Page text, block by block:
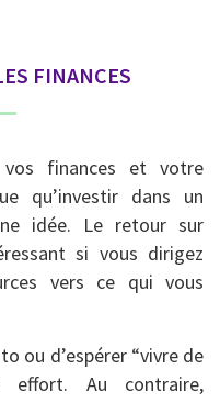
FINANCES
vos finances et votre
qu’investir dans un
idée. Le retour sur
si vous dirigez
vers ce qui vous
ou d’espérer “vivre de
effort. Au contraire,